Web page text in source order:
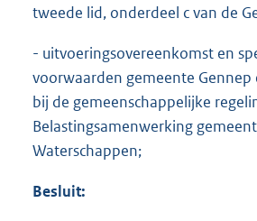
tweede lid, onderdeel c van de
- uitvoeringsovereenkomst en
voorwaarden gemeente Gennep
bij de gemeenschappelijke
Belastingsamenwerking
Waterschappen;
Besluit: